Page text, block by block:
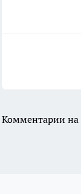
Комментарии на